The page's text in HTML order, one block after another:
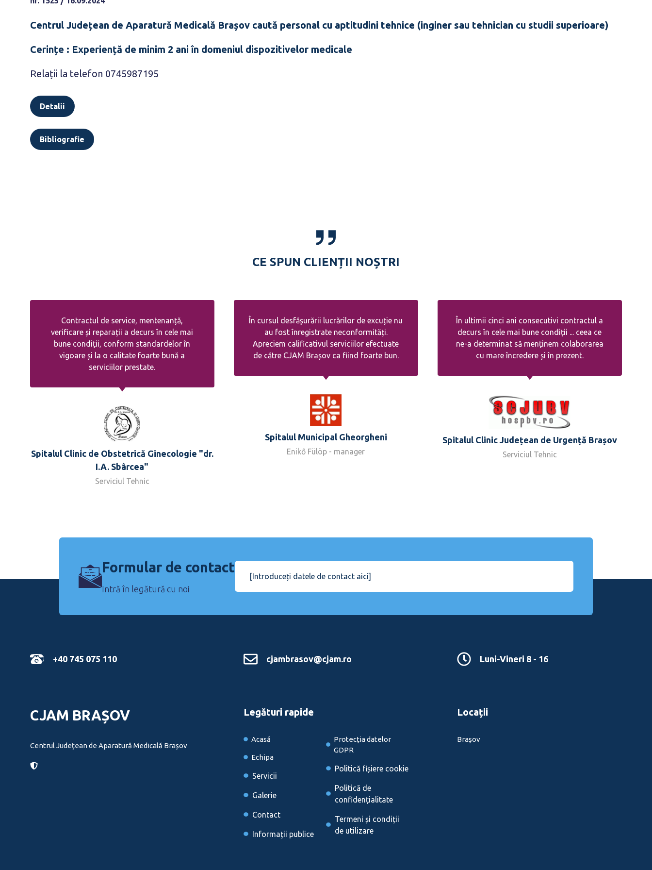
Centrul Județean de Aparatură Medicală Brașov caută personal cu aptitudini tehnice (inginer sau tehnician cu studii superioare)
Cerințe : Experiență de minim 2 ani în domeniul dispozitivelor medicale
Relații la telefon 0745987195
Detalii
Bibliografie
CE SPUN CLIENȚII NOȘTRI
Contractul de service, mentenanță,
verificare și reparații a decurs în cele mai
bune condiții, conform standardelor în
vigoare și la o calitate foarte bună a
serviciilor prestate.
Spitalul Clinic de Obstetrică Ginecologie "dr.
I.A. Sbârcea"
Serviciul Tehnic
În cursul desfășurării lucrărilor de excuție nu
au fost înregistrate neconformități.
Apreciem calificativul serviciilor efectuate
de către CJAM Brașov ca fiind foarte bun.
Spitalul Municipal Gheorgheni
Enikő Fülöp - manager
În ultimii cinci ani consecutivi contractul a
decurs în cele mai bune condiții ... ceea ce
ne-a determinat să menținem colaborarea
cu mare încredere și în prezent.
Spitalul Clinic Județean de Urgență Brașov
Serviciul Tehnic
Formular de contact
Intră în legătură cu noi
[Introduceți datele de contact aici]
+40 745 075 110 cjambrasov@cjam.ro Luni-Vineri 8 - 16
CJAM BRAȘOV
Centrul Județean de Aparatură Medicală Brașov
Legături rapide
Acasă
Echipa
Servicii
Galerie
Contact
Informații publice
Protecția datelor
GDPR
Politică fișiere cookie
Politică de
confidențialitate
Termeni și condiții
de utilizare
Locații
Brașov